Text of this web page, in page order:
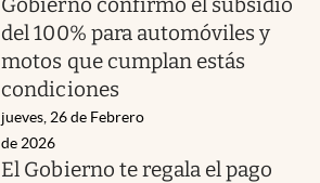
del 100% para automóviles y
motos que cumplan estás
condiciones
jueves, 26 de Febrero
de 2026
El Gobierno te regala el pago